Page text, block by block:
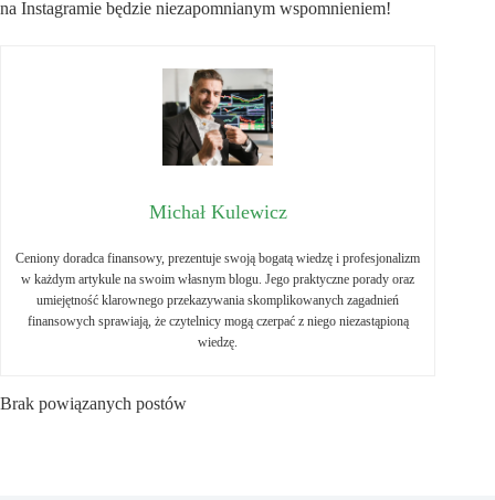
na Instagramie będzie niezapomnianym wspomnieniem!
Michał Kulewicz
Ceniony doradca finansowy, prezentuje swoją bogatą wiedzę i profesjonalizm
w każdym artykule na swoim własnym blogu. Jego praktyczne porady oraz
umiejętność klarownego przekazywania skomplikowanych zagadnień
finansowych sprawiają, że czytelnicy mogą czerpać z niego niezastąpioną
wiedzę.
Brak powiązanych postów